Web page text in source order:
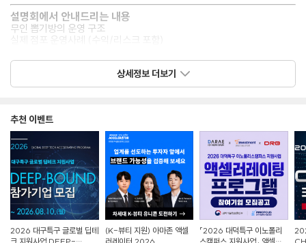
설명회에서 안내드리는 내용
무인 뽑기방의 운영 구조
실제 점포 운영사례 (수익/리스크 포함)
점포 선정 시 주의사항
창업 시기별 혜택 및 마케팅 방법
지금 무료로 설명회 신청하기
뽑기방 창업 준비자료 PDF
인기 인형 트렌드 자료
비용 계산 시트
점포 체크리스트
입지분석 실전 예시자료
이런 분이라면 망설이지 마세요
무인 창업 아이템 찾는 분
적은 공간으로 안정수익 노리는 분
유행 안 타고 오래 운영할 업종 찾는 분
처음 창업이라 시스템 지원이 필요한 분
상세정보 더보기
추천 이벤트
2026 대구특구 글로벌 딥테
(K-뷰티 지원) 아마존 액셀
「2026 대덕특구 이노폴리